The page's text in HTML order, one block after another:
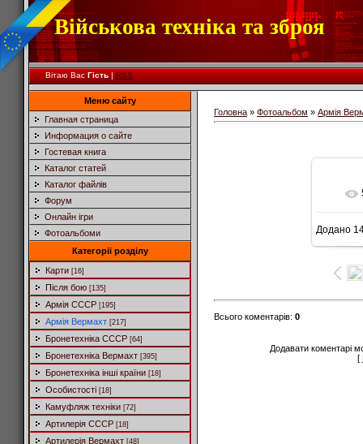
Військова техніка та зброя
Вітаю Вас Гість|RSS
Меню сайту
Главная страница
Информация о сайте
Гостевая книга
Каталог статей
Каталог файлів
Форум
Онлайн ігри
Фотоальбоми
Категорії розділу
Карти [16]
Після бою [135]
Армія СССР [195]
Армія Вермахт [217]
Бронетехніка СССР [64]
Бронетехніка Вермахт [395]
Бронетехніка інші країни [18]
Особистості [18]
Камуфляж техніки [72]
Артилерія СССР [18]
Артилерія Вермахт [48]
Головна » Фотоальбом » Армія
Додано
Всього коментарів: 0
Додавати коментарі
[